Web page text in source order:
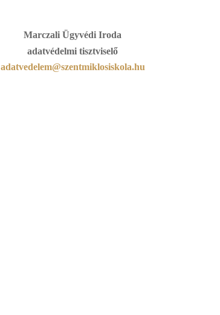
Marczali Ügyvédi Iroda
adatvédelmi tisztviselő
adatvedelem@szentmiklosiskola.hu